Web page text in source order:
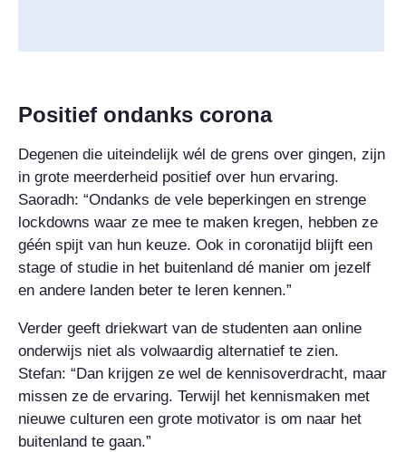
Positief ondanks corona
Degenen die uiteindelijk wél de grens over gingen, zijn
in grote meerderheid positief over hun ervaring.
Saoradh: “Ondanks de vele beperkingen en strenge
lockdowns waar ze mee te maken kregen, hebben ze
géén spijt van hun keuze. Ook in coronatijd blijft een
stage of studie in het buitenland dé manier om jezelf
en andere landen beter te leren kennen.”
Verder geeft driekwart van de studenten aan online
onderwijs niet als volwaardig alternatief te zien.
Stefan: “Dan krijgen ze wel de kennisoverdracht, maar
missen ze de ervaring. Terwijl het kennismaken met
nieuwe culturen een grote motivator is om naar het
buitenland te gaan.”